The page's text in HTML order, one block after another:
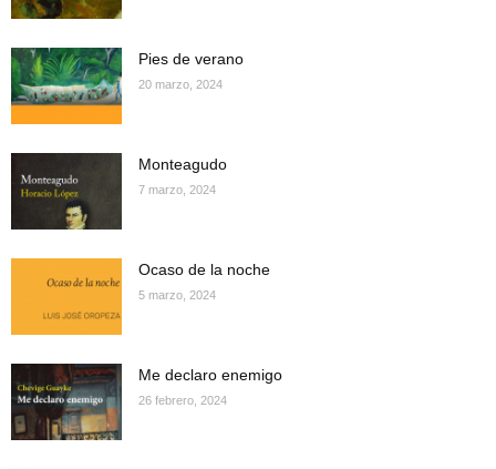
Pies de verano
20 marzo, 2024
Monteagudo
7 marzo, 2024
Ocaso de la noche
5 marzo, 2024
Me declaro enemigo
26 febrero, 2024